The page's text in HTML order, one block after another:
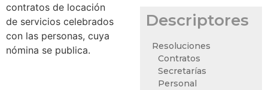
contratos de locación
de servicios celebrados
con las personas, cuya
nómina se publica.
Descriptores
Resoluciones
Contratos
Secretarías
Personal